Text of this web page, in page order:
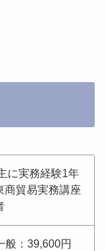
に実務経験1年
商貿易実務講座
：39,600円